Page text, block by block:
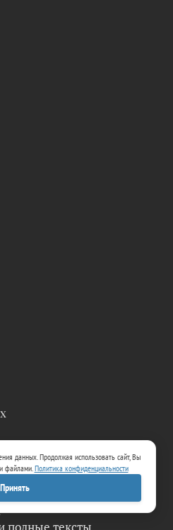
библиотека.
данных. Продолжая использовать сайт, Вы
файлами.Политика конфиденциальности
Принять